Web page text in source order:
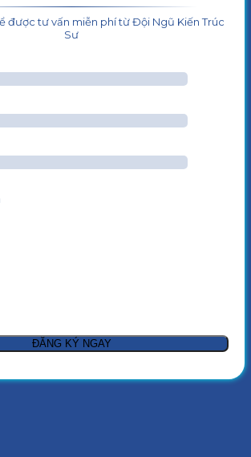
được tư vấn miễn phí từ Đội Ngũ Kiến Trúc
Sư